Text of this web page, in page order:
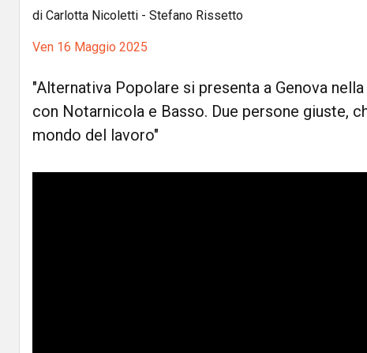
di Carlotta Nicoletti - Stefano Rissetto
Ven 16 Maggio 2025
"Alternativa Popolare si presenta a Genova
con Notarnicola e Basso. Due persone giuste,
mondo del lavoro"